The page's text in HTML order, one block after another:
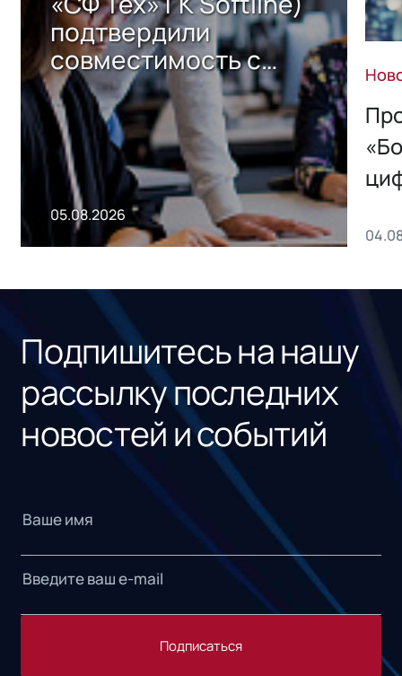
подтвердили
совместимость с
решением Sharx
Storage 2.x для
хранения данных
05.08.2026
Подпишитесь на нашу
рассылку последних
новостей и событий
Подписаться